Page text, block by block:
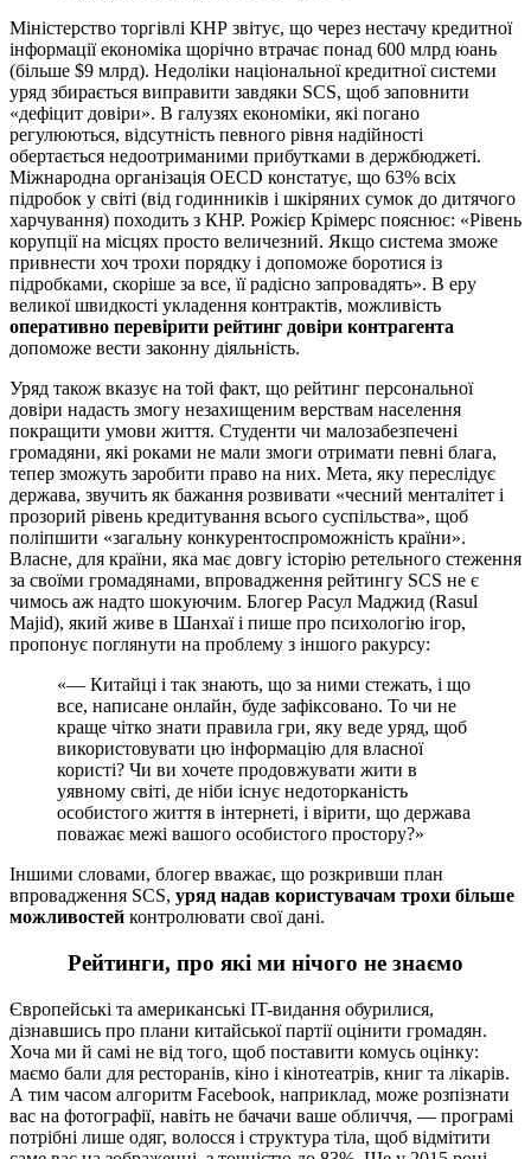
Міністерство торгівлі КНР звітує, що через нестачу кредитної
інформації економіка щорічно втрачає понад 600 млрд юань
(більше $9 млрд). Недоліки національної кредитної системи
уряд збирається виправити завдяки SCS, щоб заповнити
«дефіцит довіри». В галузях економіки, які погано
регулюються, відсутність певного рівня надійності
обертається недоотриманими прибутками в держбюджеті.
Міжнародна організація OECD констатує, що 63% всіх
підробок у світі (від годинників і шкіряних сумок до дитячого
харчування) походить з КНР. Рожієр Крімерс пояснює: «Рівень
корупції на місцях просто величезний. Якщо система зможе
привнести хоч трохи порядку і допоможе боротися із
підробками, скоріше за все, її радісно запровадять». В еру
великої швидкості укладення контрактів, можливість
оперативно перевірити рейтинг довіри контрагента
допоможе вести законну діяльність.
Уряд також вказує на той факт, що рейтинг персональної
довіри надасть змогу незахищеним верствам населення
покращити умови життя. Студенти чи малозабезпечені
громадяни, які роками не мали змоги отримати певні блага,
тепер зможуть заробити право на них. Мета, яку переслідує
держава, звучить як бажання розвивати «чесний менталітет і
прозорий рівень кредитування всього суспільства», щоб
поліпшити «загальну конкурентоспроможність країни».
Власне, для країни, яка має довгу історію ретельного стеження
за своїми громадянами, впровадження рейтингу SCS не є
чимось аж надто шокуючим. Блогер Расул Маджид (Rasul
Majid), який живе в Шанхаї і пише про психологію ігор,
пропонує поглянути на проблему з іншого ракурсу:
«— Китайці і так знають, що за ними стежать, і що
все, написане онлайн, буде зафіксовано. То чи не
краще чітко знати правила гри, яку веде уряд, щоб
використовувати цю інформацію для власної
користі? Чи ви хочете продовжувати жити в
уявному світі, де ніби існує недоторканість
особистого життя в інтернеті, і вірити, що держава
поважає межі вашого особистого простору?»
Іншими словами, блогер вважає, що розкривши план
впровадження SCS, уряд надав користувачам трохи більше
можливостей контролювати свої дані.
Рейтинги, про які ми нічого не знаємо
Європейські та американські IT-видання обурилися,
дізнавшись про плани китайської партії оцінити громадян.
Хоча ми й самі не від того, щоб поставити комусь оцінку:
маємо бали для ресторанів, кіно і кінотеатрів, книг та лікарів.
А тим часом алгоритм Facebook, наприклад, може розпізнати
вас на фотографії, навіть не бачачи ваше обличчя, — програмі
потрібні лише одяг, волосся і структура тіла, щоб відмітити